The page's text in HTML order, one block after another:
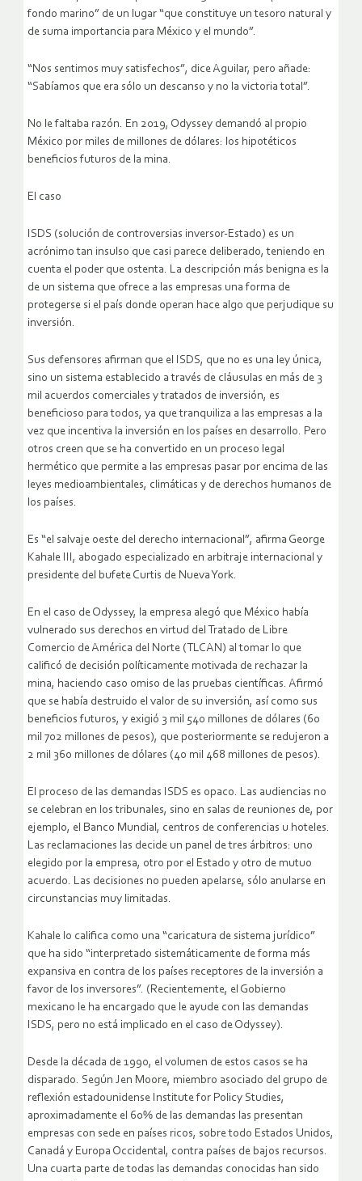
fondo marino” de un lugar “que constituye un tesoro natural y
de suma importancia para México y el mundo”.
“Nos sentimos muy satisfechos”, dice Aguilar, pero añade:
“Sabíamos que era sólo un descanso y no la victoria total”.
No le faltaba razón. En 2019, Odyssey demandó al propio
México por miles de millones de dólares: los hipotéticos
beneficios futuros de la mina.
El caso
ISDS (solución de controversias inversor-Estado) es un
acrónimo tan insulso que casi parece deliberado, teniendo en
cuenta el poder que ostenta. La descripción más benigna es la
de un sistema que ofrece a las empresas una forma de
protegerse si el país donde operan hace algo que perjudique su
inversión.
Sus defensores afirman que el ISDS, que no es una ley única,
sino un sistema establecido a través de cláusulas en más de 3
mil acuerdos comerciales y tratados de inversión, es
beneficioso para todos, ya que tranquiliza a las empresas a la
vez que incentiva la inversión en los países en desarrollo. Pero
otros creen que se ha convertido en un proceso legal
hermético que permite a las empresas pasar por encima de las
leyes medioambientales, climáticas y de derechos humanos de
los países.
Es “el salvaje oeste del derecho internacional”, afirma George
Kahale III, abogado especializado en arbitraje internacional y
presidente del bufete Curtis de Nueva York.
En el caso de Odyssey, la empresa alegó que México había
vulnerado sus derechos en virtud del Tratado de Libre
Comercio de América del Norte (TLCAN) al tomar lo que
calificó de decisión políticamente motivada de rechazar la
mina, haciendo caso omiso de las pruebas científicas. Afirmó
que se había destruido el valor de su inversión, así como sus
beneficios futuros, y exigió 3 mil 540 millones de dólares (60
mil 702 millones de pesos), que posteriormente se redujeron a
2 mil 360 millones de dólares (40 mil 468 millones de pesos).
El proceso de las demandas ISDS es opaco. Las audiencias no
se celebran en los tribunales, sino en salas de reuniones de, por
ejemplo, el Banco Mundial, centros de conferencias u hoteles.
Las reclamaciones las decide un panel de tres árbitros: uno
elegido por la empresa, otro por el Estado y otro de mutuo
acuerdo. Las decisiones no pueden apelarse, sólo anularse en
circunstancias muy limitadas.
Kahale lo califica como una “caricatura de sistema jurídico”
que ha sido “interpretado sistemáticamente de forma más
expansiva en contra de los países receptores de la inversión a
favor de los inversores”. (Recientemente, el Gobierno
mexicano le ha encargado que le ayude con las demandas
ISDS, pero no está implicado en el caso de Odyssey).
Desde la década de 1990, el volumen de estos casos se ha
disparado. Según Jen Moore, miembro asociado del grupo de
reflexión estadounidense Institute for Policy Studies,
aproximadamente el 60% de las demandas las presentan
empresas con sede en países ricos, sobre todo Estados Unidos,
Canadá y Europa Occidental, contra países de bajos recursos.
Una cuarta parte de todas las demandas conocidas han sido